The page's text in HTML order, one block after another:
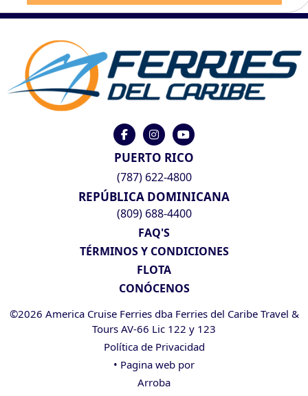
PUERTO RICO
(787) 622-4800
REPÚBLICA DOMINICANA
(809) 688-4400
FAQ'S
TÉRMINOS Y CONDICIONES
FLOTA
CONÓCENOS
©2026 America Cruise Ferries dba Ferries del Caribe Travel &
Tours AV-66 Lic 122 y 123
Política de Privacidad
• Pagina web por
Arroba